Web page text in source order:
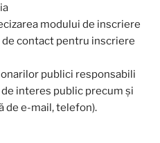
modului de inscriere
contact pentru inscriere
publici responsabili
interes public precum şi
de e-mail, telefon).